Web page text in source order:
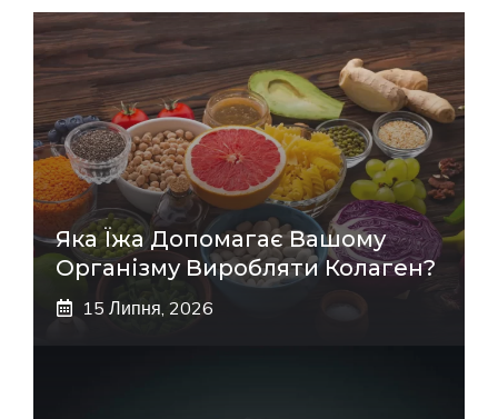
Яка Їжа Допомагає Вашому
Організму Виробляти Колаген?
15 Липня, 2026